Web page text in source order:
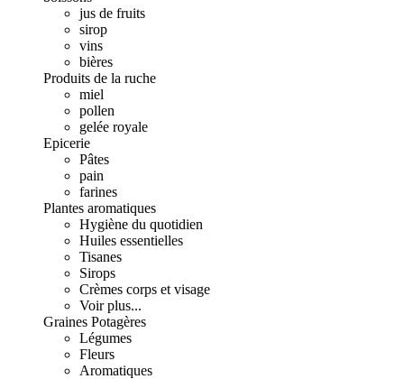
jus de fruits
sirop
vins
bières
Produits de la ruche
miel
pollen
gelée royale
Epicerie
Pâtes
pain
farines
Plantes aromatiques
Hygiène du quotidien
Huiles essentielles
Tisanes
Sirops
Crèmes corps et visage
Voir plus...
Graines Potagères
Légumes
Fleurs
Aromatiques